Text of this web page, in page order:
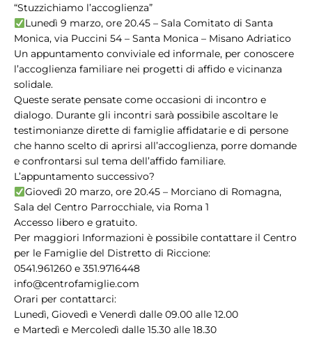
“Stuzzichiamo l’accoglienza”
Lunedì 9 marzo, ore 20.45 – Sala Comitato di Santa
Monica, via Puccini 54 – Santa Monica – Misano Adriatico
Un appuntamento conviviale ed informale, per conoscere
l’accoglienza familiare nei progetti di affido e vicinanza
solidale.
Queste serate pensate come occasioni di incontro e
dialogo. Durante gli incontri sarà possibile ascoltare le
testimonianze dirette di famiglie affidatarie e di persone
che hanno scelto di aprirsi all’accoglienza, porre domande
e confrontarsi sul tema dell’affido familiare.
L’appuntamento successivo?
Giovedì 20 marzo, ore 20.45 – Morciano di Romagna,
Sala del Centro Parrocchiale, via Roma 1
Accesso libero e gratuito.
Per maggiori Informazioni è possibile contattare il Centro
per le Famiglie del Distretto di Riccione:
0541.961260 e 351.9716448
info@centrofamiglie.com
Orari per contattarci:
Lunedì, Giovedì e Venerdì dalle 09.00 alle 12.00
e Martedì e Mercoledì dalle 15.30 alle 18.30